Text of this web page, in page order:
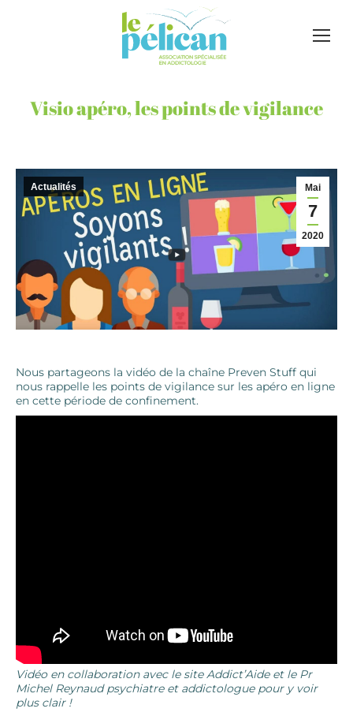
Visio apéro, les points de vigilance
Mai
7
2020
Actualités
Nous partageons la vidéo de la chaîne Preven Stuff qui
nous rappelle les points de vigilance sur les apéro en ligne
en cette période de confinement.
Vidéo en collaboration avec le site Addict’Aide et le Pr
Michel Reynaud psychiatre et addictologue pour y voir
plus clair !